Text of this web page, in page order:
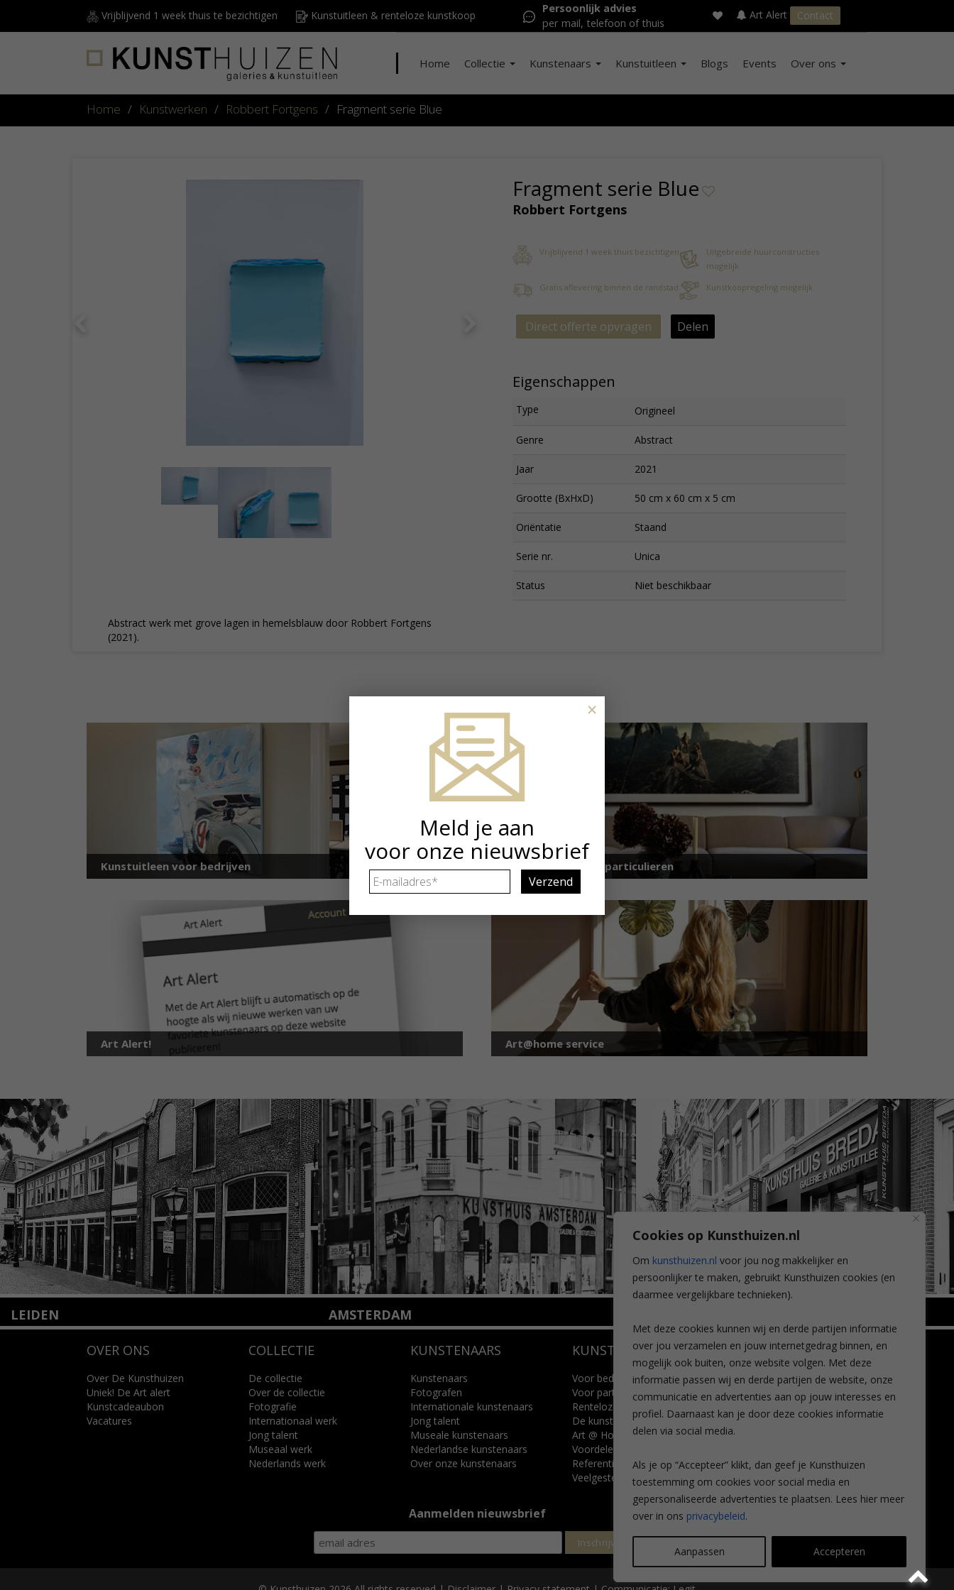
Cookies op Kunsthuizen.nl
Om kunsthuizen.nl voor jou nog makkelijker en
persoonlijker te maken, gebruikt Kunsthuizen cookies (en
daarmee vergelijkbare technieken).
Met deze cookies kunnen wij en derde partijen informatie
over jou verzamelen en jouw internetgedrag binnen, en
mogelijk ook buiten, onze website volgen. Met deze
informatie passen wij en derde partijen de website, onze
communicatie en advertenties aan op jouw interesses en
profiel. Daarnaast kan je door deze cookies informatie
delen via social media.
Als je op “Accepteer” klikt, dan geef je Kunsthuizen
toestemming om cookies voor social media en
gepersonaliseerde advertenties te plaatsen. Lees hier meer
over in ons privacybeleid.
Aanpassen Accepteren
Vrijblijvend 1 week thuis te bezichtigen Kunstuitleen & renteloze kunstkoop
Persoonlijk advies
per mail, telefoon of thuis
Art Alert Contact
Home Collectie Kunstenaars Kunstuitleen Blogs Events Over ons
Home / Kunstwerken / Robbert Fortgens / Fragment serie Blue
Abstract werk met grove lagen in hemelsblauw door Robbert Fortgens
(2021).
Fragment serie Blue
Robbert Fortgens
Vrijblijvend 1 week thuis bezichtigen
Uitgebreide huurconstructies
mogelijk
Gratis aflevering binnen de randstad
Kunstkoopregeling mogelijk
Direct offerte opvragen Delen
Eigenschappen
Type Origineel
Genre Abstract
Jaar 2021
Grootte (BxHxD) 50 cm x 60 cm x 5 cm
Oriëntatie Staand
Serie nr. Unica
Status Niet beschikbaar
Kunstuitleen voor bedrijven Kunstuitleen voor particulieren
Art Alert! Art@home service
LEIDEN
info@kunsthuisleiden.nl
AMSTERDAM
1075 VX Amsterdam
info@kunsthuisamsterdam.nl
Lees meer
Wilhelminastraat 11
4818 SB Breda
+31 (0)76 5221309
info@kunsthuisbreda.nl
Lees meer
OVER ONS
Over De Kunsthuizen
Uniek! De Art alert
Kunstcadeaubon
Vacatures
COLLECTIE
De collectie
Over de collectie
Fotografie
Internationaal werk
Jong talent
Museaal werk
Nederlands werk
KUNSTENAARS
Kunstenaars
Fotografen
Internationale kunstenaars
Jong talent
Museale kunstenaars
Nederlandse kunstenaars
Over onze kunstenaars
KUNSTUITLEEN
Voor bedrijven
Voor particulieren
Renteloze kunstkoop
De kunstcadeaubon
Art @ Home service
Voordelen
Referenties
Veelgestelde vragen
CONTACT
Contact
Leiden
Amsterdam
Breda
Favorieten
Aanmelden nieuwsbrief
Meld je aan
voor onze nieuwsbrief
E-
mailadres *
×